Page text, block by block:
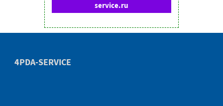
service.ru
4PDA-SERVICE